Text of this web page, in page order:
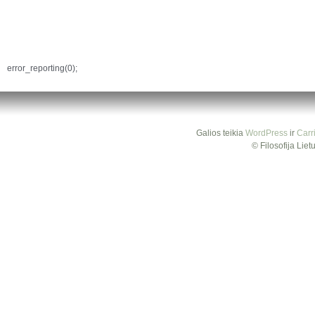
error_reporting(0);
Galios teikia WordPressir
© Filosofija